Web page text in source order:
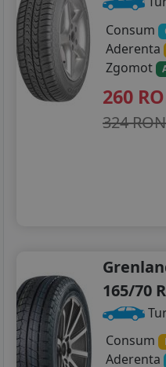
225/60R16
225/65R16
235/65R16
205/55R17
215/45R17
215/50R17
Consum
Aderenta
Zgomot
260
324 RON
165/70
Consum
Aderenta